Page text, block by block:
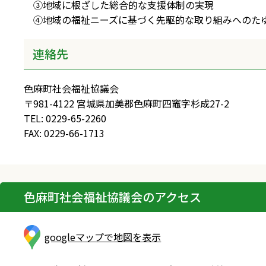
③地域に根ざした総合的な支援体制の実現
④地域の福祉ニーズに基づく先駆的な取り組みへのた
連絡先
色麻町社会福祉協議会
〒981-4122 宮城県加美郡色麻町四竈字杉成27-2
TEL: 0229-65-2260
FAX: 0229-66-1713
色麻町社会福祉協議会のアクセス
googleマップで地図を表示